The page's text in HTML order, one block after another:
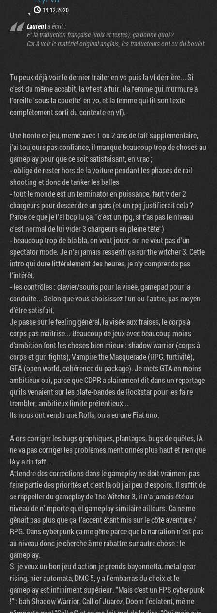
14.12.2020
Laurenta écrit :
Et la traduction française (voix et textes), ça donne quoi ?
Car à voir le matériel original anglais, les traducteurs ont eu du boulot.
Tu peux déjà voir le dernier trailer en vo puis la vf derrière... Si
c'est du même accabit, la vf est à fuir. (la femme qui murmure à
l'oreille 'sous la couette' en vo, et la femme qui lit son texte
complètement sorti du contexte en vf).
Une honte ce jeu, même avec 1 ou 2 ans de taff supplémentaire,
j'ai toujours pas confiance, il manque beaucoup trop de choses au
gameplay pour que ce soit satisfaisant, en vrac ;
- obligé de rester hors de la voiture pendant les phases de rail
shooting et donc de tanker les balles
- tout le monde est un terminator en puissance, faut vider 2
chargeurs pour descendre un gars (et un rpg justifierait cela ?
Parce ce que je l'ai bcp lu ça, "c'est un rpg, si t'as pas le niveau
c'est normal de lui vider 3 chargeurs en pleine tête")
- beaucoup trop de bla bla, on veut jouer, on ne veut pas d'un
spectator mode. Je n'ai jamais ressenti ça sur the witcher 3. Cette
intro qui dure littéralement des heures, je n'y comprends pas
l'intérêt.
- les contrôles : clavier/souris pour la visée, gamepad pour la
conduite... Selon que vous choisissez l'un ou l'autre, pas moyen
d'être satisfait.
Je passe sur le feeling général, la visée aux fraises, le corps à
corps pas maitrisé... Beaucoup de jeux avec beaucoup moins
d'ambition font les choses bien mieux : shadow warrior (corps à
corps et gun fights), Vampire the Masquerade (RPG, furtivité),
GTA (open world, cohérence du package). Je mets GTA en moins
ambitieux oui, parce que CDPR a clairement dit dans un reportage
qu'ils venaient sur les plate-bandes de Rockstar pour les faire
trembler, ambitieux limite prétentieux...
Ils nous ont vendu une Rolls, on a eu une Fiat uno.
Alors corriger les bugs graphiques, plantages, bugs de quêtes, IA
ne va pas corriger les problèmes mentionnés plus haut et rien que
là y a du taff...
Attendre des corrections dans le gameplay ne doit vraiment pas
faire partie des priorités et c'est là où j'ai peu d'espoirs. Il suffit de
se rappeller du gameplay de The Witcher 3, il n'a jamais été au
niveau de n'importe quel gameplay similaire ailleurs. Ca ne me
gênait pas plus que ça, l'accent étant mis sur le côté aventure /
RPG. Dans cyberpunk ça me gêne parce que la narration n'est pas
au niveau donc je cherche à me rabattre sur autre chose : le
gameplay.
Si je veux un bon jeu d'action je prends bayonnetta, metal gear
rising, nier automata, DMC 5, y a l'embarras du choix et le
gameplay est infiniment supérieur. "Mais c'est un FPS cyberpunk
!" : bah Shadow Warrior, Call of Juarez, Doom l'éclatent, même